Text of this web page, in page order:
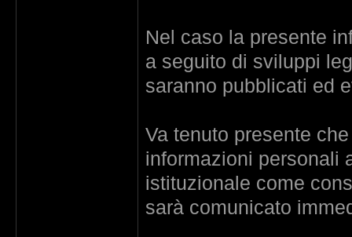
Nel caso la presente
a seguito di sviluppi
saranno pubblicati ed
Va tenuto presente
informazioni personali
istituzionale come
sarà comunicato